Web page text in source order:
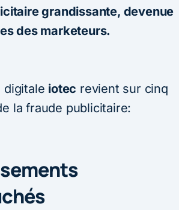
grandissante, devenue
des marketeurs.
digitale iotec revient sur cinq
la fraude publicitaire: